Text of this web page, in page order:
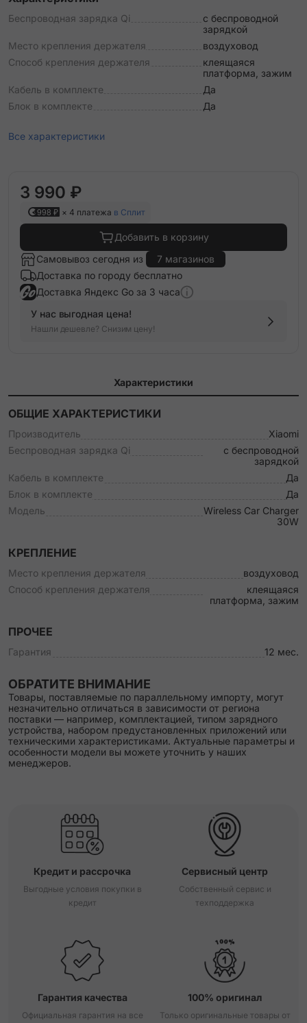
Беспроводная зарядка Qi
с беспроводной
зарядкой
Место крепления держателя
воздуховод
Способ крепления держателя
клеящаяся
платформа, зажим
Кабель в комплекте
Да
Блок в комплекте
Да
Все характеристики
3 990 ₽
998 ₽ × 4 платежа в Сплит
Добавить в корзину
Самовывоз сегодня из
7 магазинов
Доставка по городу бесплатно
Доставка Яндекс Go за 3 часа
У нас выгодная цена!
Нашли дешевле? Снизим цену!
Характеристики
ОБЩИЕ ХАРАКТЕРИСТИКИ
Производитель
Xiaomi
Беспроводная зарядка Qi
с беспроводной
зарядкой
Кабель в комплекте
Да
Блок в комплекте
Да
Модель
Wireless Car Charger
30W
КРЕПЛЕНИЕ
Место крепления держателя
воздуховод
Способ крепления держателя
клеящаяся
платформа, зажим
ПРОЧЕЕ
Гарантия 12 мес.
ОБРАТИТЕ ВНИМАНИЕ
Товары, поставляемые по параллельному импорту, могут
незначительно отличаться в зависимости от региона
поставки — например, комплектацией, типом зарядного
устройства, набором предустановленных приложений или
техническими характеристиками. Актуальные параметры и
особенности модели вы можете уточнить у наших
менеджеров.
Кредит и рассрочка
Выгодные условия покупки в
кредит
Сервисный центр
Собственный сервис и
техподдержка
Гарантия качества
Официальная гарантия на все
100% оригинал
Только оригинальные товары от